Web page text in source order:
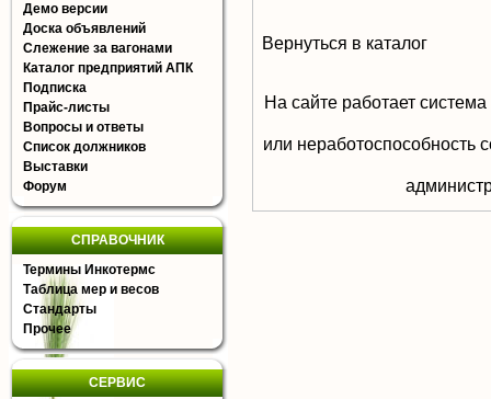
Демо версии
Доска объявлений
Слежение за вагонами
Каталог предприятий АПК
Подписка
Прайс-листы
Вопросы и ответы
Список должников
Выставки
Форум
СПРАВОЧНИК
Термины Инкотермс
Таблица мер и весов
Стандарты
Прочее
СЕРВИС
Вернуться в каталог
На сайте работает
или неработоспособность